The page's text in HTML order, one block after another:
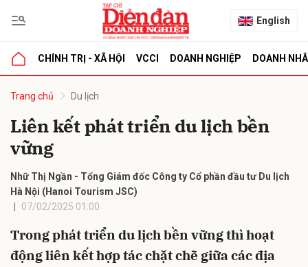
English
CHÍNH TRỊ - XÃ HỘI VCCI DOANH NGHIỆP DOANH
Trang chủ Du lịch
Liên kết phát triển du lịch bền
vững
Nhữ Thị Ngần - Tổng Giám đốc Công ty Cổ phần đầu tư Du lịch
Hà Nội (Hanoi Tourism JSC)
07/02/2025 01:00
Trong phát triển du lịch bền vững thì hoạt
động liên kết hợp tác chặt chẽ giữa các địa
luận
Hủy